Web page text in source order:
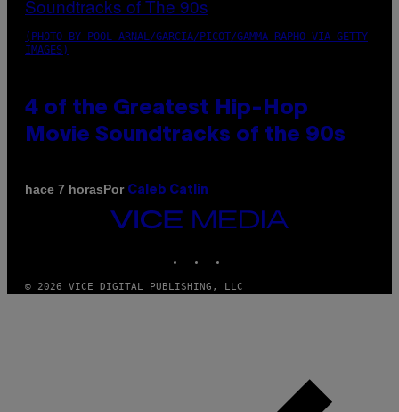
(PHOTO BY POOL ARNAL/GARCIA/PICOT/GAMMA-RAPHO VIA GETTY
IMAGES)
4 of the Greatest Hip-Hop
Movie Soundtracks of the 90s
hace 7 horasPor Caleb Catlin
VICE
MEDIA
© 2026 VICE DIGITAL PUBLISHING, LLC